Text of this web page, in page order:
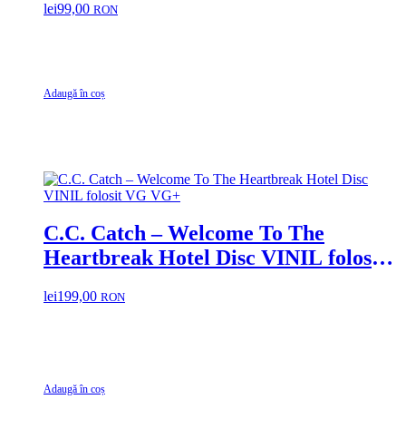
Samantha Fox, Samantha Fox, Silicon
lei99,00 RON
Adaugă în coș
C.C. Catch – Welcome To The
Heartbreak Hotel Disc VINIL folosit
lei199,00 RON
Adaugă în coș